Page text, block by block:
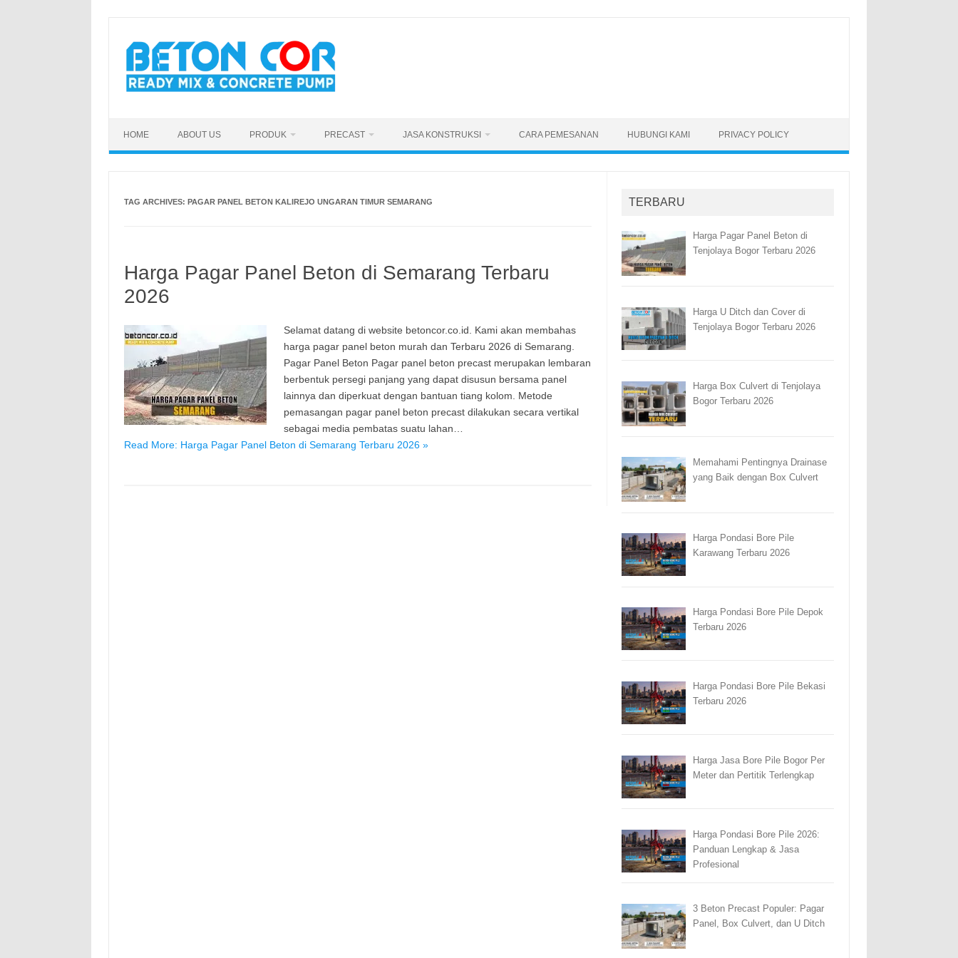
content
HOME ABOUT US PRODUK PRECAST JASA KONSTRUKSI CARA PEMESANAN HUBUNGI KAMI PRIVACY POLICY
TAG ARCHIVES: PAGAR PANEL BETON KALIREJO UNGARAN TIMUR SEMARANG
Harga Pagar Panel Beton di Semarang Terbaru
2026
Selamat datang di website betoncor.co.id. Kami akan membahas
harga pagar panel beton murah dan Terbaru 2026 di Semarang.
Pagar Panel Beton Pagar panel beton precast merupakan lembaran
berbentuk persegi panjang yang dapat disusun bersama panel
lainnya dan diperkuat dengan bantuan tiang kolom. Metode
pemasangan pagar panel beton precast dilakukan secara vertikal
sebagai media pembatas suatu lahan…
Read More: Harga Pagar Panel Beton di Semarang Terbaru 2026 »
TERBARU
Harga Pagar Panel Beton di
Tenjolaya Bogor Terbaru 2026
Harga U Ditch dan Cover di
Tenjolaya Bogor Terbaru 2026
Harga Box Culvert di Tenjolaya
Bogor Terbaru 2026
Memahami Pentingnya Drainase
yang Baik dengan Box Culvert
Harga Pondasi Bore Pile
Karawang Terbaru 2026
Harga Pondasi Bore Pile Depok
Terbaru 2026
Harga Pondasi Bore Pile Bekasi
Terbaru 2026
Harga Jasa Bore Pile Bogor Per
Meter dan Pertitik Terlengkap
Harga Pondasi Bore Pile 2026:
Panduan Lengkap & Jasa
Profesional
3 Beton Precast Populer: Pagar
Panel, Box Culvert, dan U Ditch